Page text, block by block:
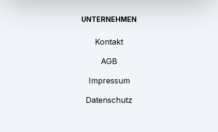
UNTERNEHMEN
Kontakt
AGB
Impressum
Datenschutz